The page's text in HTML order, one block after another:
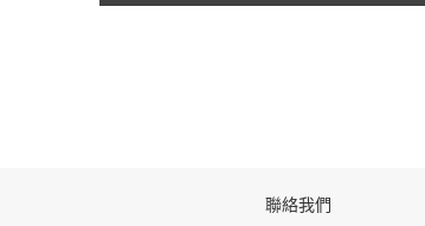
聯絡我們